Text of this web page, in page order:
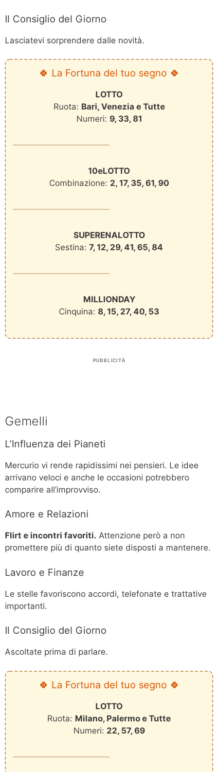
Il Consiglio del Giorno
Lasciatevi sorprendere dalle novità.
🍀 La Fortuna del tuo segno 🍀
LOTTO
Ruota: Bari, Venezia e Tutte
Numeri: 9, 33, 81
10eLOTTO
Combinazione: 2, 17, 35, 61, 90
SUPERENALOTTO
Sestina: 7, 12, 29, 41, 65, 84
MILLIONDAY
Cinquina: 8, 15, 27, 40, 53
PUBBLICITÀ
Gemelli
L’Influenza dei Pianeti
Mercurio vi rende rapidissimi nei pensieri. Le idee
arrivano veloci e anche le occasioni potrebbero
comparire all’improvviso.
Amore e Relazioni
Flirt e incontri favoriti. Attenzione però a non
promettere più di quanto siete disposti a mantenere.
Lavoro e Finanze
Le stelle favoriscono accordi, telefonate e trattative
importanti.
Il Consiglio del Giorno
Ascoltate prima di parlare.
🍀 La Fortuna del tuo segno 🍀
LOTTO
Ruota: Milano, Palermo e Tutte
Numeri: 22, 57, 69